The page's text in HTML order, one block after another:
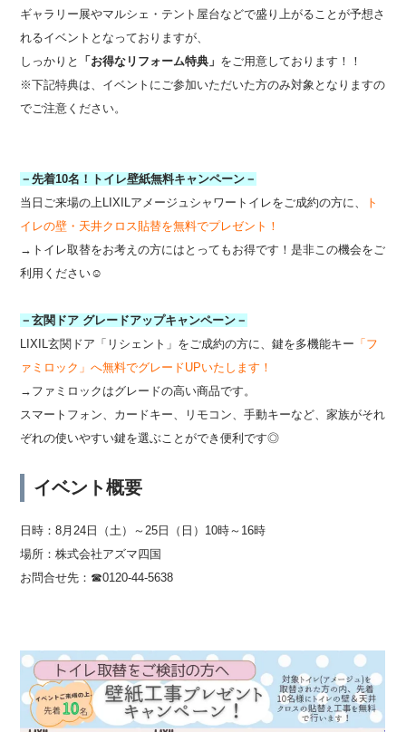
ギャラリー展やマルシェ・テント屋台などで盛り上がることが予想さ
れるイベントとなっておりますが、
しっかりと
「お得なリフォーム特典」 をご用意しております！！
※下記特典は、イベントにご参加いただいた方のみ対象となりますの
でご注意ください。
－先着10名！トイレ壁紙無料キャンペーン－
当日ご来場の上LIXILアメージュシャワートイレをご成約の方に、
ト
イレの壁・天井クロス貼替を無料でプレゼント！
→トイレ取替をお考えの方にはとってもお得です！是非この機会をご
利用ください☺
－玄関ドア グレードアップキャンペーン－
LIXIL玄関ドア「リシェント」をご成約の方に、鍵を多機能キー 「フ
ァミロック」へ無料でグレードUPいたします！
→ファミロックはグレードの高い商品です。
スマートフォン、カードキー、リモコン、手動キーなど、家族がそれ
ぞれの使いやすい鍵を選ぶことができ便利です◎
イベント概要
日時：8月24日（土）～25日（日）10時～16時
場所：株式会社アズマ四国
お問合せ先：☎0120-44-5638